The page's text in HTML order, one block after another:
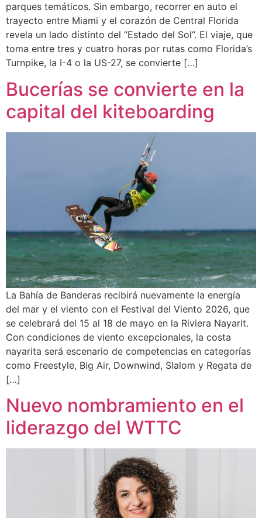
parques temáticos. Sin embargo, recorrer en auto el
trayecto entre Miami y el corazón de Central Florida
revela un lado distinto del “Estado del Sol”. El viaje, que
toma entre tres y cuatro horas por rutas como Florida’s
Turnpike, la I-4 o la US-27, se convierte […]
Bucerías se convierte en la
capital del kiteboarding
La Bahía de Banderas recibirá nuevamente la energía
del mar y el viento con el Festival del Viento 2026, que
se celebrará del 15 al 18 de mayo en la Riviera Nayarit.
Con condiciones de viento excepcionales, la costa
nayarita será escenario de competencias en categorías
como Freestyle, Big Air, Downwind, Slalom y Regata de
[…]
Nuevo nombramiento en el
liderazgo del WTTC